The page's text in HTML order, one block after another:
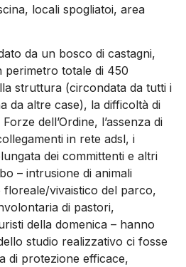
locali spogliatoi, area
da un bosco di castagni,
perimetro totale di 450
struttura (circondata da tutti i
da altre case), la difficoltà di
dell’Ordine, l’assenza di
in rete adsl, i
dei committenti e altri
– intrusione di animali
floreale/vivaistico del parco,
di pastori,
della domenica – hanno
studio realizzativo ci fosse
di protezione efficace,